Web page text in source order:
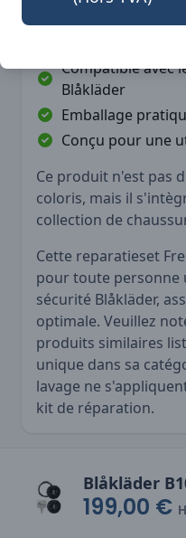
Réparation facile
Compatible avec
Blåkläder
Emballage
Conçu pour une
Ce produit n'est pas
coloris, mais il
collection de
Cette reparatieset
pour toute personne
sécurité Blåkläder,
optimale. Veuillez
produits similaires
unique dans sa
lavage ne
kit de réparation.
199,00 €